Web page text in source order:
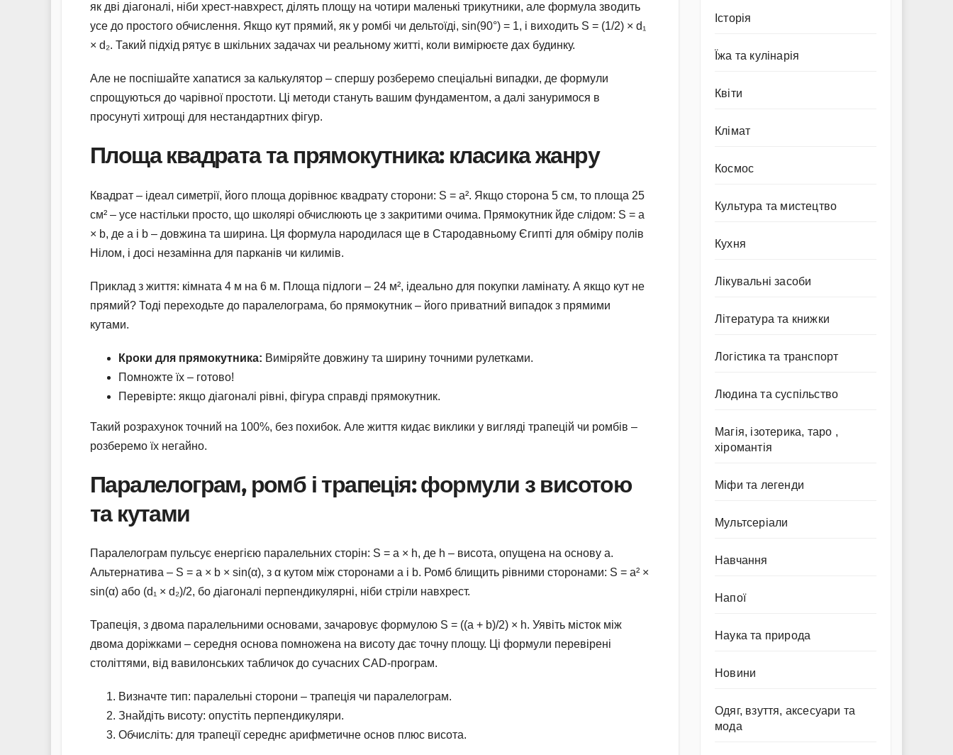
як дві діагоналі, ніби хрест-навхрест, ділять площу на чотири маленькі трикутники, але формула зводить
усе до простого обчислення. Якщо кут прямий, як у ромбі чи дельтоїді, sin(90°) = 1, і виходить S = (1/2) × d₁
× d₂. Такий підхід рятує в шкільних задачах чи реальному житті, коли вимірюєте дах будинку.
Але не поспішайте хапатися за калькулятор – спершу розберемо спеціальні випадки, де формули
спрощуються до чарівної простоти. Ці методи стануть вашим фундаментом, а далі зануримося в
просунуті хитрощі для нестандартних фігур.
Площа квадрата та прямокутника: класика жанру
Квадрат – ідеал симетрії, його площа дорівнює квадрату сторони: S = a². Якщо сторона 5 см, то площа 25
см² – усе настільки просто, що школярі обчислюють це з закритими очима. Прямокутник йде слідом: S = a
× b, де a і b – довжина та ширина. Ця формула народилася ще в Стародавньому Єгипті для обміру полів
Нілом, і досі незамінна для парканів чи килимів.
Приклад з життя: кімната 4 м на 6 м. Площа підлоги – 24 м², ідеально для покупки ламінату. А якщо кут не
прямий? Тоді переходьте до паралелограма, бо прямокутник – його приватний випадок з прямими
кутами.
Кроки для прямокутника: Виміряйте довжину та ширину точними рулетками.
Помножте їх – готово!
Перевірте: якщо діагоналі рівні, фігура справді прямокутник.
Такий розрахунок точний на 100%, без похибок. Але життя кидає виклики у вигляді трапецій чи ромбів –
розберемо їх негайно.
Паралелограм, ромб і трапеція: формули з висотою
та кутами
Паралелограм пульсує енергією паралельних сторін: S = a × h, де h – висота, опущена на основу a.
Альтернатива – S = a × b × sin(α), з α кутом між сторонами a і b. Ромб блищить рівними сторонами: S = a² ×
sin(α) або (d₁ × d₂)/2, бо діагоналі перпендикулярні, ніби стріли навхрест.
Трапеція, з двома паралельними основами, зачаровує формулою S = ((a + b)/2) × h. Уявіть місток між
двома доріжками – середня основа помножена на висоту дає точну площу. Ці формули перевірені
століттями, від вавилонських табличок до сучасних CAD-програм.
Визначте тип: паралельні сторони – трапеція чи паралелограм.
Знайдіть висоту: опустіть перпендикуляри.
Обчисліть: для трапеції середнє арифметичне основ плюс висота.
Історія
Їжа та кулінарія
Квіти
Клімат
Космос
Культура та мистецтво
Кухня
Лікувальні засоби
Література та книжки
Логістика та транспорт
Людина та суспільство
Магія, ізотерика, таро ,
хіромантія
Міфи та легенди
Мультсеріали
Навчання
Напої
Наука та природа
Новини
Одяг, взуття, аксесуари та
мода